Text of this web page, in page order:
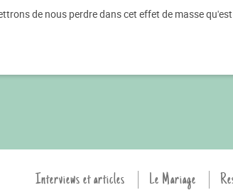
de nous perdre dans cet effet de masse
Interviews et articles Le Mariage